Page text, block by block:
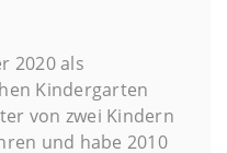
2020 als
Kindergarten
von zwei Kindern
und habe 2010